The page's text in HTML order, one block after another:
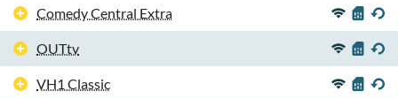
Comedy Central Extra
OUTtv
VH1 Classic